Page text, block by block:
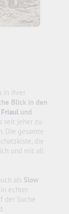
in ihrer
Blick in den
Friaul und
seit jeher zu
Die gesamte
die
und mit all
als Slow
echter
der Suche